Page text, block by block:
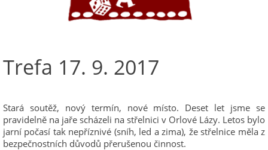
Trefa 17. 9. 2017
Stará soutěž, nový termín, nové místo. Deset let jsme se
pravidelně na jaře scházeli na střelnici v Orlové Lázy. Letos bylo
jarní počasí tak nepříznivé (sníh, led a zima), že střelnice měla z
bezpečnostních důvodů přerušenou činnost.